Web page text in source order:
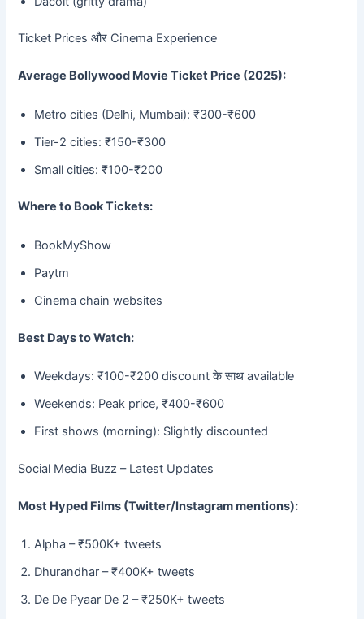
Ticket Prices और Cinema Experience
Average Bollywood Movie Ticket Price (2025):
Metro cities (Delhi, Mumbai): ₹300-₹600
Tier-2 cities: ₹150-₹300
Small cities: ₹100-₹200
Where to Book Tickets:
BookMyShow
Paytm
Cinema chain websites
Best Days to Watch:
Weekdays: ₹100-₹200 discount के साथ available
Weekends: Peak price, ₹400-₹600
First shows (morning): Slightly discounted
Social Media Buzz – Latest Updates
Most Hyped Films (Twitter/Instagram mentions):
Alpha – ₹500K+ tweets
Dhurandhar – ₹400K+ tweets
De De Pyaar De 2 – ₹250K+ tweets